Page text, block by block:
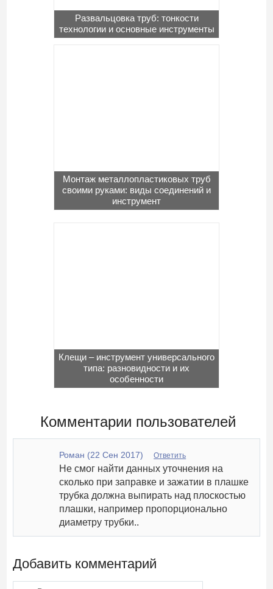
Развальцовка труб: тонкости
технологии и основные инструменты
Монтаж металлопластиковых труб
своими руками: виды соединений и
инструмент
Клещи – инструмент универсального
типа: разновидности и их
особенности
Комментарии пользователей
Роман (22 Сен 2017) Ответить
Не смог найти данных уточнения на
сколько при заправке и зажатии в плашке
трубка должна выпирать над плоскостью
плашки, например пропорционально
диаметру трубки..
Добавить комментарий